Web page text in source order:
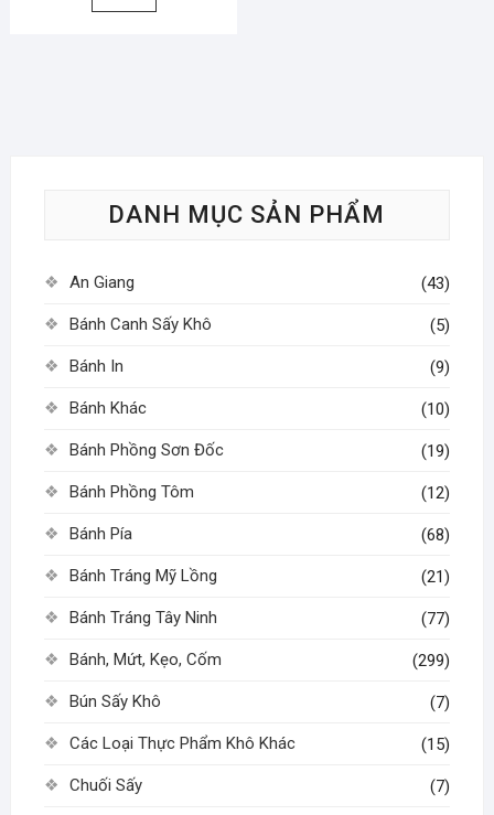
chọn
chọn
DANH MỤC SẢN PHẨM
An Giang (43)
Bánh Canh Sấy Khô (5)
Bánh In (9)
Bánh Khác (10)
Bánh Phồng Sơn Đốc (19)
Bánh Phồng Tôm (12)
Bánh Pía (68)
Bánh Tráng Mỹ Lồng (21)
Bánh Tráng Tây Ninh (77)
Bánh, Mứt, Kẹo, Cốm (299)
Bún Sấy Khô (7)
Các Loại Thực Phẩm Khô Khác (15)
Chuối Sấy (7)